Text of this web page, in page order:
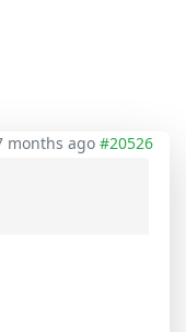
months ago #20526